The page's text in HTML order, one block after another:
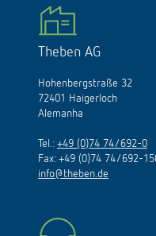
Theben AG
Hohenbergstraße 32
72401 Haigerloch
Alemanha
Tel.: +49 (0)74 74/692-0
Fax: +49 (0)74 74/692-
info@theben.de